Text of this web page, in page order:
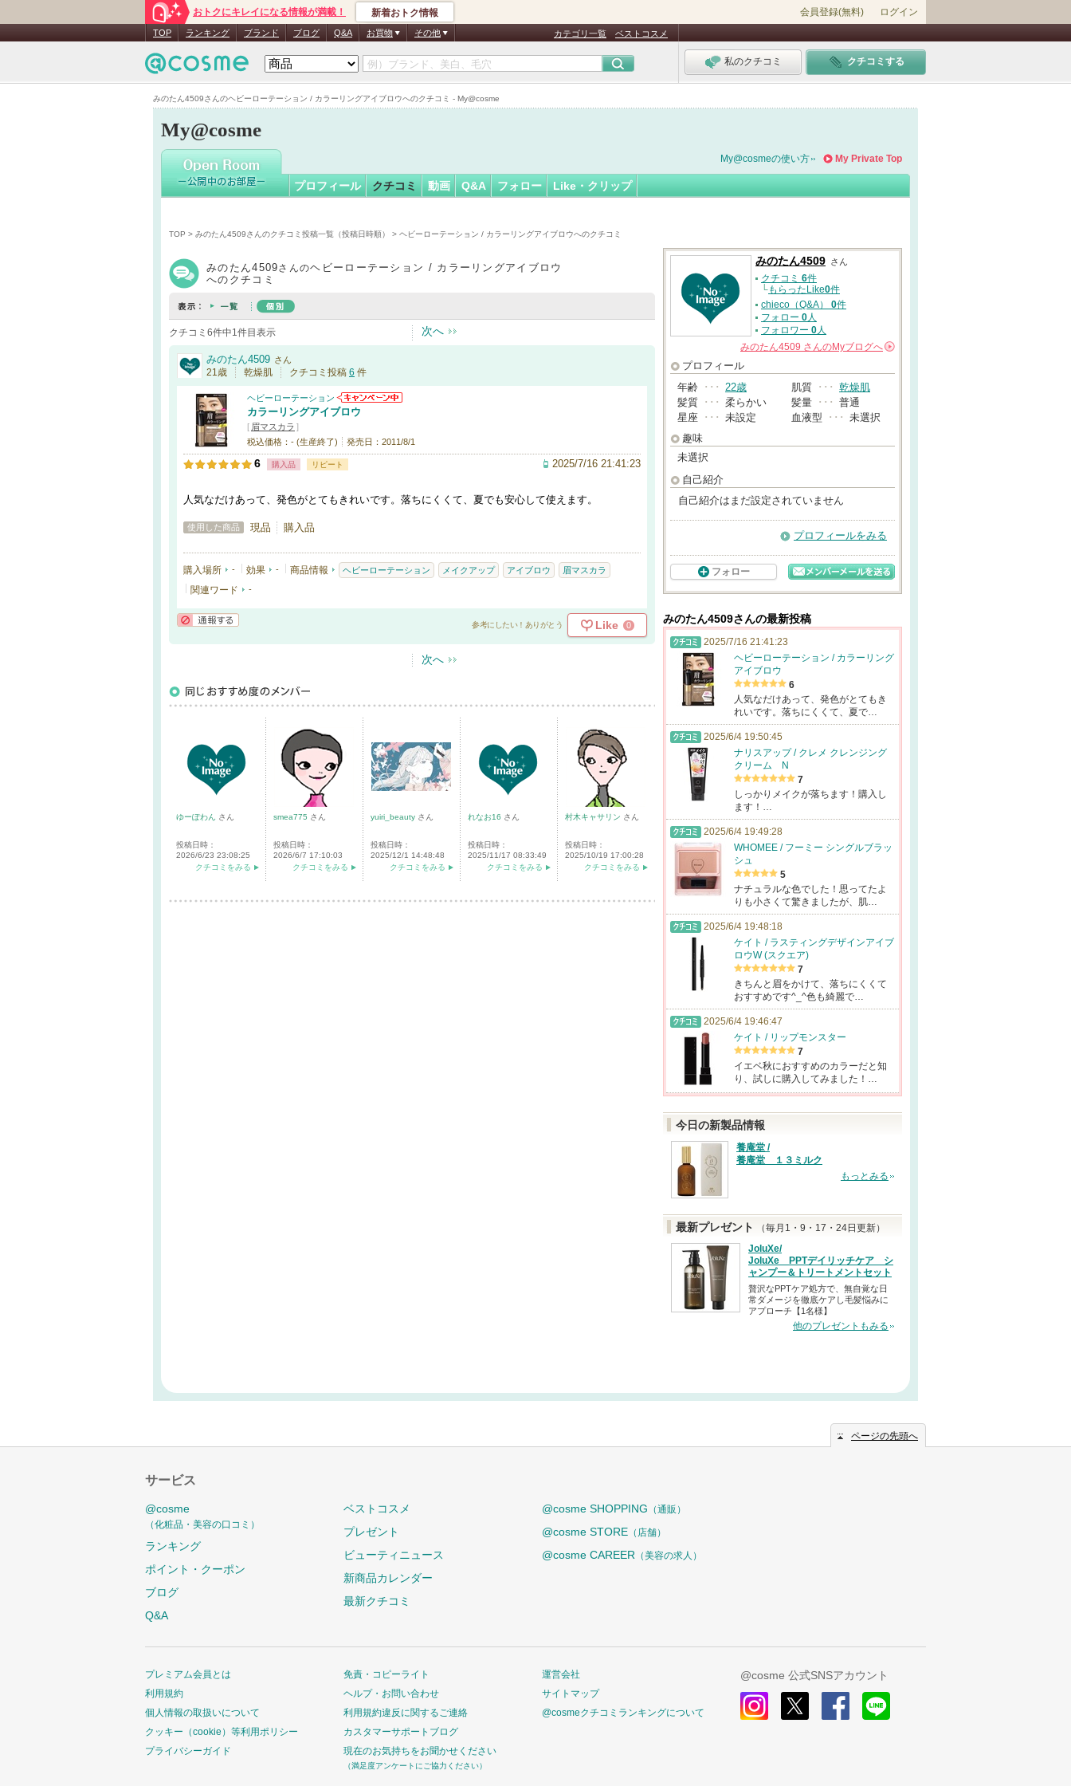
みのたん4509さんのヘビーローテーション / カラーリングアイブロウへのクチコミ - My@cosme
おトクにキレイになる情報が満載！ 新着おトク情報 会員登録(無料) ログイン
TOP ランキング ブランド ブログ Q&A お買物 その他 カテゴリ一覧 ベストコスメ
私のクチコミ クチコミする
My@cosme
みのたん4509さん
My Private Top
My@cosmeの使い方
プロフィール クチコミ 動画 Q&A フォロー Like・クリップ
TOP > みのたん4509さんのクチコミ投稿一覧（投稿日時順） > ヘビーローテーション / カラーリングアイブロウへのクチコミ
みのたん4509さんのヘビーローテーション / カラーリングアイブロウ
へのクチコミ
クチコミ6件中1件目表示 次へ
みのたん4509 さん
21歳 乾燥肌 クチコミ投稿 6 件
ヘビーローテーション
カラーリングアイブロウ
[ 眉マスカラ ]
税込価格：- (生産終了)
発売日：2011/8/1
6 購入品 リピート 2025/7/16 21:41:23
人気なだけあって、発色がとてもきれいです。落ちにくくて、夏でも安心して使えます。
使用した商品 現品 購入品
購入場所 - 効果 - 商品情報 ヘビーローテーション メイクアップ アイブロウ 眉マスカラ
関連ワード -
参考にしたい！ありがとう Like 0
次へ
ゆーぽわん さん
投稿日時：
2026/6/23 23:08:25
クチコミをみる
smea775 さん
投稿日時：
2026/6/7 17:10:03
クチコミをみる
yuiri_beauty さん
投稿日時：
2025/12/1 14:48:48
クチコミをみる
れなお16 さん
投稿日時：
2025/11/17 08:33:49
クチコミをみる
村木キャサリン さん
投稿日時：
2025/10/19 17:00:28
クチコミをみる
みのたん4509 さん
クチコミ 6件
└もらったLike0件
chieco（Q&A） 0件
フォロー 0人
フォロワー 0人
みのたん4509 さんのMyブログへ
プロフィール
年齢 ･･･ 22歳 肌質 ･･･ 乾燥肌
髪質 ･･･ 柔らかい 髪量 ･･･ 普通
星座 ･･･ 未設定 血液型 ･･･ 未選択
趣味
未選択
自己紹介
自己紹介はまだ設定されていません
プロフィールをみる
フォロー
みのたん4509さんの最新投稿
2025/7/16 21:41:23
ヘビーローテーション / カラーリング
アイブロウ
6
人気なだけあって、発色がとてもき
れいです。落ちにくくて、夏で…
2025/6/4 19:50:45
ナリスアップ / クレメ クレンジング
クリーム N
7
しっかりメイクが落ちます！購入し
ます！…
2025/6/4 19:49:28
WHOMEE / フーミー シングルブラッ
シュ
5
ナチュラルな色でした！思ってたよ
りも小さくて驚きましたが、肌…
2025/6/4 19:48:18
ケイト / ラスティングデザインアイブ
ロウW (スクエア)
7
きちんと眉をかけて、落ちにくくて
おすすめです^_^色も綺麗で…
2025/6/4 19:46:47
ケイト / リップモンスター
7
イエベ秋におすすめのカラーだと知
り、試しに購入してみました！…
今日の新製品情報
養庵堂 /
養庵堂 １３ミルク
もっとみる
最新プレゼント
（毎月1・9・17・24日更新）
JoluXe/
JoluXe PPTデイリッチケア シ
ャンプー＆トリートメントセット
贅沢なPPTケア処方で、無自覚な日
常ダメージを徹底ケアし毛髪悩みに
アプローチ【1名様】
他のプレゼントもみる
ページの先頭へ
サービス
@cosme
（化粧品・美容の口コミ）
ランキング
ポイント・クーポン
ブログ
Q&A
ベストコスメ
プレゼント
ビューティニュース
新商品カレンダー
最新クチコミ
@cosme SHOPPING （通販）
@cosme STORE （店舗）
@cosme CAREER （美容の求人）
プレミアム会員とは
利用規約
個人情報の取扱いについて
クッキー（cookie）等利用ポリシー
プライバシーガイド
免責・コピーライト
ヘルプ・お問い合わせ
利用規約違反に関するご連絡
カスタマーサポートブログ
現在のお気持ちをお聞かせください
（満足度アンケートにご協力ください）
運営会社
サイトマップ
@cosmeクチコミランキングについて
@cosme 公式SNSアカウント